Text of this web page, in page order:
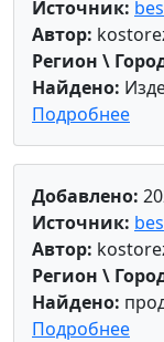
Источник:
Автор:
Регион \
Найдено:
Подробнее
Добавлено:
Источник:
Автор:
Регион \
Найдено:
Подробнее